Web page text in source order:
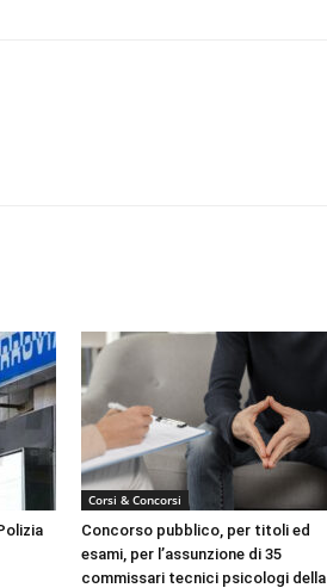
Corsi & Concorsi
Concorso pubblico, per titoli ed
esami, per l’assunzione di 35
commissari tecnici psicologi della